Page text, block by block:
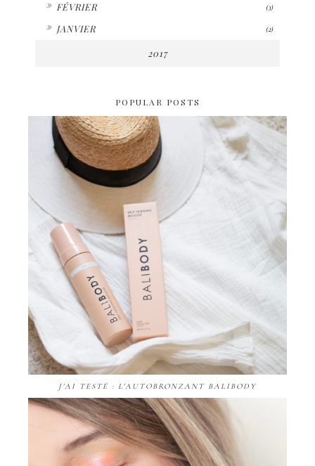
FÉVRIER (3)
JANVIER (2)
2017
POPULAR POSTS
J'AI TESTÉ : L'AUTOBRONZANT BALIBODY